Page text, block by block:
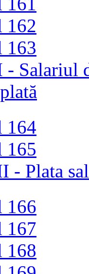
162
163
Salariul
164
165
- Plata
166
167
168